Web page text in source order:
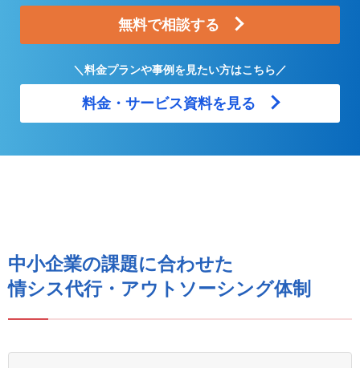
無料で相談する
＼料金プランや事例を見たい方はこちら／
料金・サービス資料を見る
中小企業の課題に合わせた
情シス代行・アウトソーシング体制